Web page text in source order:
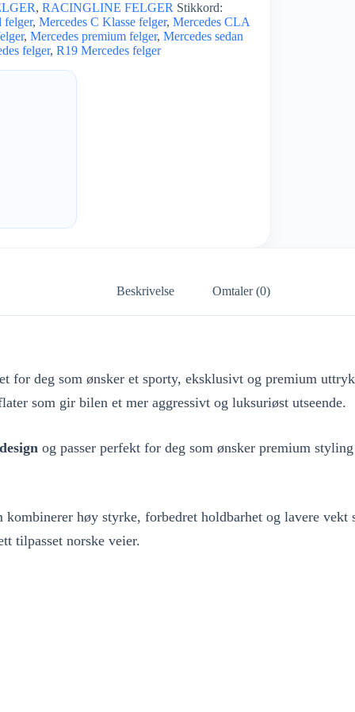
, RACINGLINE FELGER Stikkord:
felger, Mercedes C Klasse felger, Mercedes CLA
, Mercedes premium felger, Mercedes sedan
felger, R19 Mercedes felger
Beskrivelse Omtaler (0)
for deg som ønsker et sporty, eksklusivt og premium
som gir bilen et mer aggressivt og luksuriøst utseende.
og passer perfekt for deg som ønsker premium
kombinerer høy styrke, forbedret holdbarhet og lavere
tilpasset norske veier.